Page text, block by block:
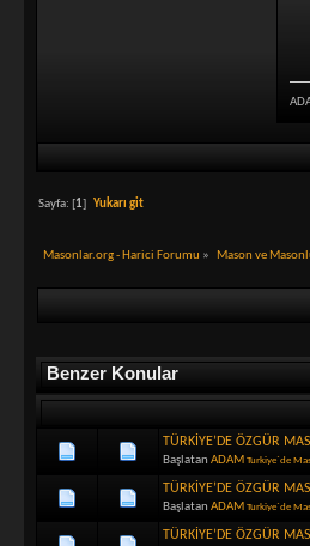
Sayfa: [ 1
Yukarı git
Masonlar.org - Harici Forumu » Mason ve
Benzer Konular
TÜRKİYE’DE ÖZGÜR
BaşlatanADAM Turkiye`de
TÜRKİYE’DE ÖZGÜR
BaşlatanADAM Turkiye`de
TÜRKİYE’DE ÖZGÜR